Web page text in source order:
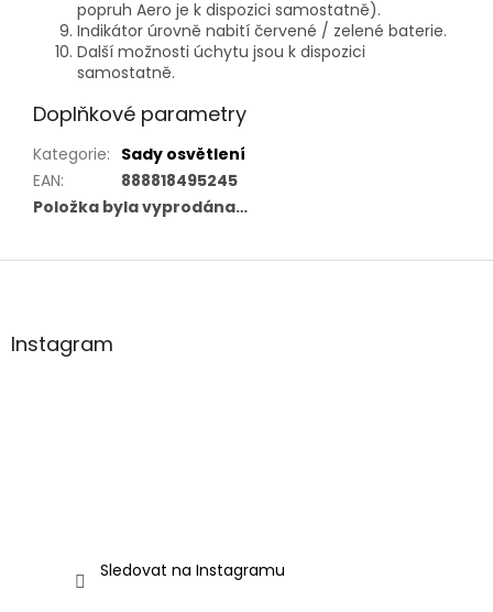
popruh Aero je k dispozici samostatně).
Indikátor úrovně nabití červené / zelené baterie.
Další možnosti úchytu jsou k dispozici
samostatně.
Doplňkové parametry
Kategorie: Sady osvětlení
EAN:
888818495245
Položka byla vyprodána…
Z
aInstagram
Sledovat na Instagramu